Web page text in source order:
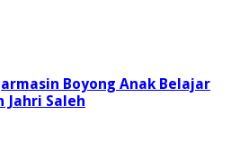
Boyong Anak Belajar
Jahri Saleh